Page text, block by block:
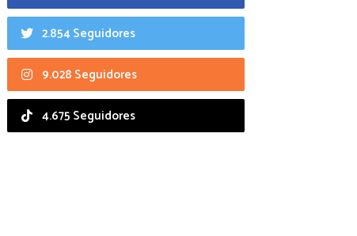
2.854 Seguidores
9.028 Seguidores
4.675 Seguidores